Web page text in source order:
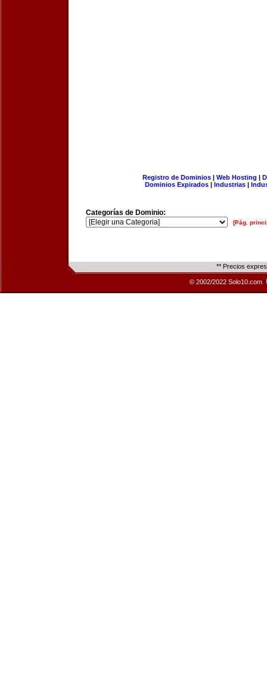
Registro de Dominios| Web Hosting |
Dominios Expirados | Industrias |
Categorías de Dominio:
[Pág.
** Precios
© 2002/2022 Solo10.com